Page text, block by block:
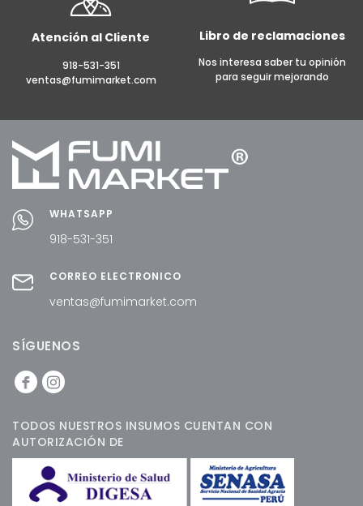
Atención al Cliente
918-531-351
ventas@fumimarket.com
Libro de reclamaciones
Nos interesa saber tu opinión
para seguir mejorando
WHATSAPP
918-531-351
CORREO ELECTRÓNICO
ventas@fumimarket.com
SÍGUENOS
TODOS NUESTROS INSUMOS CUENTAN CON
AUTORIZACIÓN DE